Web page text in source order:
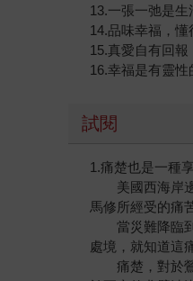
13.一張一弛是生
14.品味幸福，懂
15.真愛自有回報
16.幸福是有靈性
試閱
1.痛楚也是一種
美國西海岸邊
馬修所經受的痛
當災難降臨到
處境，就知道這
痛楚，對於鶯